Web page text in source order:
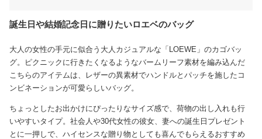
誕生日や結婚記念日に贈りたいロエベのバッグ
大人の女性の手元に似合う大人カジュアルな「LOEWE」のカゴバッ
グ。ピクニックに行きたくなるようなバームリーフ素材を編み込んだ
こちらのアイテムは、レザーの異素材でハンドルとパッチを施したコ
ンビネーションが可愛らしいバッグ。
ちょっとしたお出かけにぴったりなサイズ感で、荷物の出し入れも行
いやすいタイプ。社会人や30代女性の彼女、妻への誕生日プレゼント
とに一押しで、ハイセンスな贈り物としても喜んでもらえるおすすめ